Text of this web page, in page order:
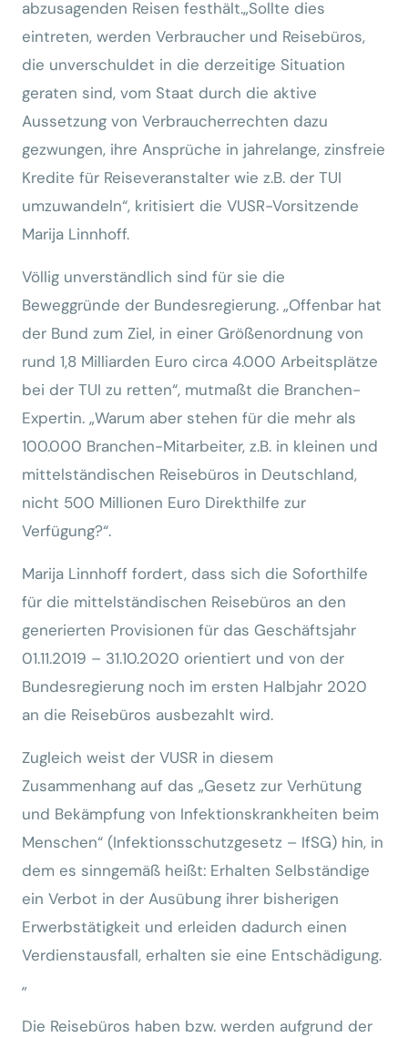
abzusagenden Reisen festhält.„Sollte dies
eintreten, werden Verbraucher und Reisebüros,
die unverschuldet in die derzeitige Situation
geraten sind, vom Staat durch die aktive
Aussetzung von Verbraucherrechten dazu
gezwungen, ihre Ansprüche in jahrelange, zinsfreie
Kredite für Reiseveranstalter wie z.B. der TUI
umzuwandeln“, kritisiert die VUSR-Vorsitzende
Marija Linnhoff.
Völlig unverständlich sind für sie die
Beweggründe der Bundesregierung. „Offenbar hat
der Bund zum Ziel, in einer Größenordnung von
rund 1,8 Milliarden Euro circa 4.000 Arbeitsplätze
bei der TUI zu retten“, mutmaßt die Branchen-
Expertin. „Warum aber stehen für die mehr als
100.000 Branchen-Mitarbeiter, z.B. in kleinen und
mittelständischen Reisebüros in Deutschland,
nicht 500 Millionen Euro Direkthilfe zur
Verfügung?“.
Marija Linnhoff fordert, dass sich die Soforthilfe
für die mittelständischen Reisebüros an den
generierten Provisionen für das Geschäftsjahr
01.11.2019 – 31.10.2020 orientiert und von der
Bundesregierung noch im ersten Halbjahr 2020
an die Reisebüros ausbezahlt wird.
Zugleich weist der VUSR in diesem
Zusammenhang auf das „Gesetz zur Verhütung
und Bekämpfung von Infektionskrankheiten beim
Menschen“ (Infektionsschutzgesetz – IfSG) hin, in
dem es sinngemäß heißt: Erhalten Selbständige
ein Verbot in der Ausübung ihrer bisherigen
Erwerbstätigkeit und erleiden dadurch einen
Verdienstausfall, erhalten sie eine Entschädigung.
„
Die Reisebüros haben bzw. werden aufgrund der